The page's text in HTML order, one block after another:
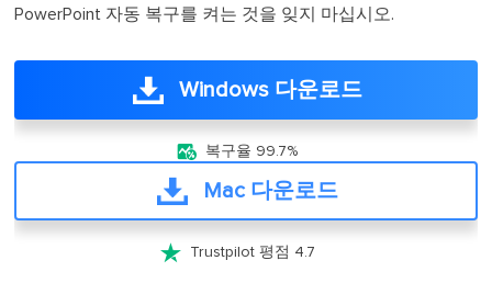
PowerPoint 자동 복구를 켜는 것을 잊지 마십시오.
Windows 다운로드
 복구율 99.7%
Mac 다운로드
 Trustpilot 평점 4.7